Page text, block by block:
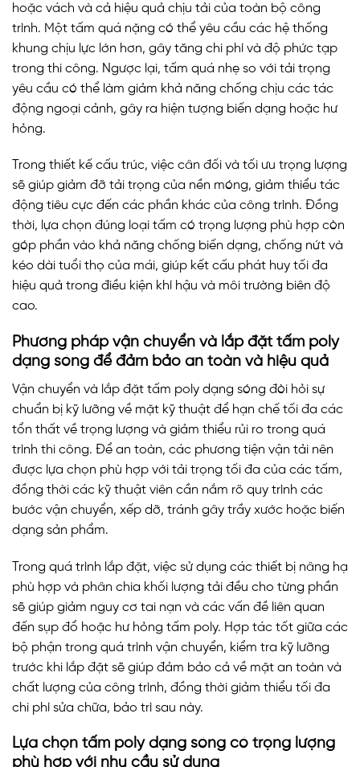
hoặc vách và cả hiệu quả chịu tải của toàn bộ công
trình. Một tấm quá nặng có thể yêu cầu các hệ thống
khung chịu lực lớn hơn, gây tăng chi phí và độ phức tạp
trong thi công. Ngược lại, tấm quá nhẹ so với tải trọng
yêu cầu có thể làm giảm khả năng chống chịu các tác
động ngoại cảnh, gây ra hiện tượng biến dạng hoặc hư
hỏng.
Trong thiết kế cấu trúc, việc cân đối và tối ưu trọng lượng
sẽ giúp giảm đỡ tải trọng của nền móng, giảm thiểu tác
động tiêu cực đến các phần khác của công trình. Đồng
thời, lựa chọn đúng loại tấm có trọng lượng phù hợp còn
góp phần vào khả năng chống biến dạng, chống nứt và
kéo dài tuổi thọ của mái, giúp kết cấu phát huy tối đa
hiệu quả trong điều kiện khí hậu và môi trường biên độ
cao.
Phương pháp vận chuyển và lắp đặt tấm poly
dạng sóng để đảm bảo an toàn và hiệu quả
Vận chuyển và lắp đặt tấm poly dạng sóng đòi hỏi sự
chuẩn bị kỹ lưỡng về mặt kỹ thuật để hạn chế tối đa các
tổn thất về trọng lượng và giảm thiểu rủi ro trong quá
trình thi công. Để an toàn, các phương tiện vận tải nên
được lựa chọn phù hợp với tải trọng tối đa của các tấm,
đồng thời các kỹ thuật viên cần nắm rõ quy trình các
bước vận chuyển, xếp dỡ, tránh gây trầy xước hoặc biến
dạng sản phẩm.
Trong quá trình lắp đặt, việc sử dụng các thiết bị nâng hạ
phù hợp và phân chia khối lượng tải đều cho từng phần
sẽ giúp giảm nguy cơ tai nạn và các vấn đề liên quan
đến sụp đổ hoặc hư hỏng tấm poly. Hợp tác tốt giữa các
bộ phận trong quá trình vận chuyển, kiểm tra kỹ lưỡng
trước khi lắp đặt sẽ giúp đảm bảo cả về mặt an toàn và
chất lượng của công trình, đồng thời giảm thiểu tối đa
chi phí sửa chữa, bảo trì sau này.
Lựa chọn tấm poly dạng sóng có trọng lượng
phù hợp với nhu cầu sử dụng